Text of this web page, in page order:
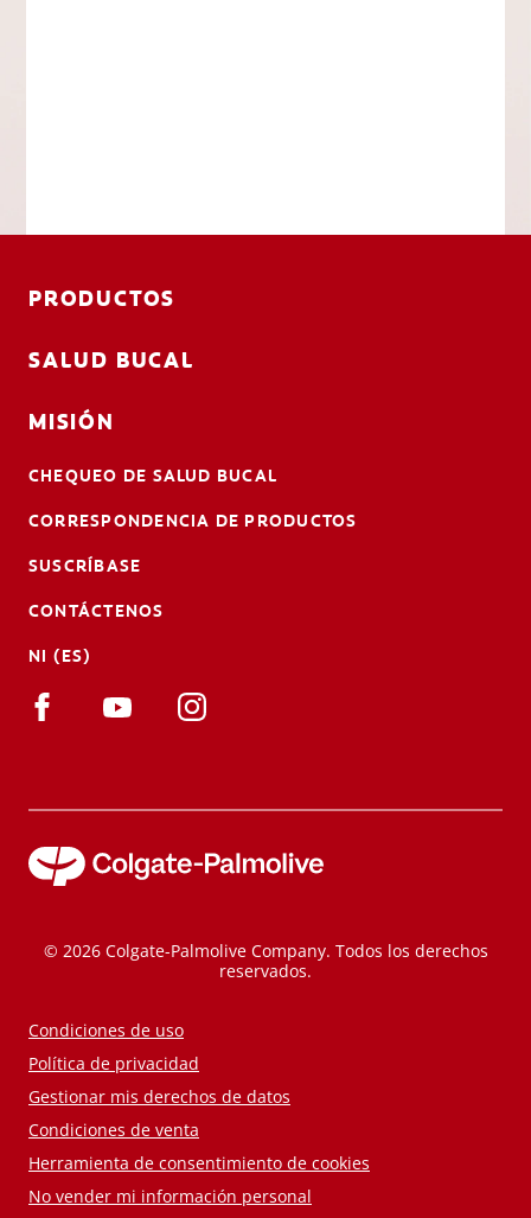
PRODUCTOS
SALUD BUCAL
MISIÓN
CHEQUEO DE SALUD BUCAL
CORRESPONDENCIA DE PRODUCTOS
SUSCRÍBASE
CONTÁCTENOS
NI (ES)
© 2026 Colgate-Palmolive Company. Todos los derechos
reservados.
Condiciones de uso
Política de privacidad
Gestionar mis derechos de datos
Condiciones de venta
Herramienta de consentimiento de cookies
No vender mi información personal